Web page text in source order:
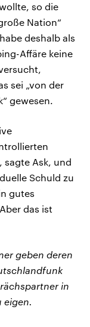
so die
Nation“
deshalb als
Affäre keine
sei „von der
gewesen.
sagte Ask, und
Schuld zu
gutes
das ist
geben deren
in
eigen.